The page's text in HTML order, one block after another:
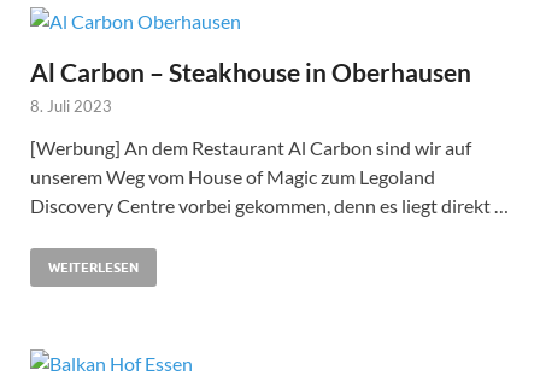
Al Carbon – Steakhouse in Oberhausen
8. Juli 2023
[Werbung] An dem Restaurant Al Carbon sind wir auf
unserem Weg vom House of Magic zum Legoland
Discovery Centre vorbei gekommen, denn es liegt direkt …
WEITERLESEN